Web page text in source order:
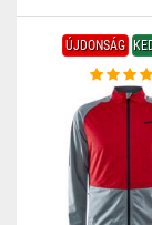
ÚJDONSÁG